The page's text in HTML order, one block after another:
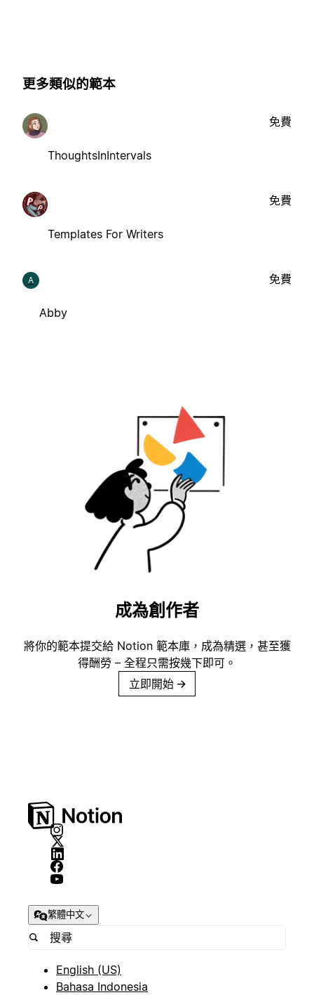
更多類似的範本
ThoughtsInIntervals
免費
Templates For Writers
免費
A
Abby
免費
成為創作者
將你的範本提交給 Notion 範本庫，成為精選，甚至獲
得酬勞 – 全程只需按幾下即可。
立即開始 →
繁體中文
English (US)
Bahasa Indonesia